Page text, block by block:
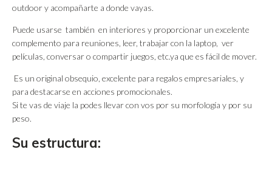
outdoor y acompañarte a donde vayas.
Puede usarse también en interiores y proporcionar un excelente
complemento para reuniones, leer, trabajar con la laptop, ver
películas, conversar o compartir juegos, etc.ya que es fácil de mover.
Es un original obsequio, excelente para regalos empresariales, y
para destacarse en acciones promocionales.
Si te vas de viaje la podes llevar con vos por su morfología y por su
peso.
Su estructura: